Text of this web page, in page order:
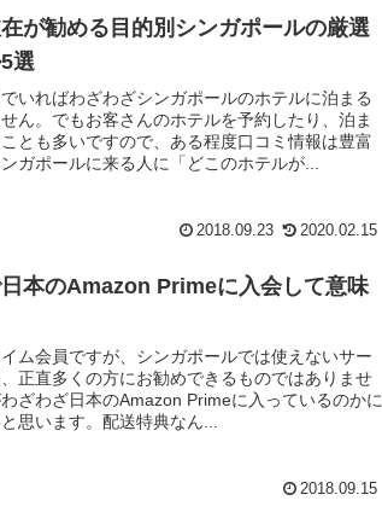
が勧める目的別シンガポールの厳選
選
いればわざわざシンガポールのホテルに泊まる
ん。でもお客さんのホテルを予約したり、泊ま
とも多いですので、ある程度口コミ情報は豊富
ガポールに来る人に「どこのホテルが...
2018.09.23 2020.02.15
本のAmazon Primeに入会して意味
ム会員ですが、シンガポールでは使えないサー
正直多くの方にお勧めできるものではありませ
ざわざ日本のAmazon Primeに入っているのかに
思います。配送特典なん...
2018.09.15